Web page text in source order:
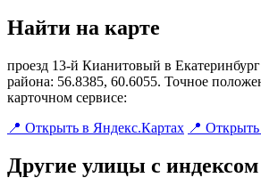
Найти на карте
проезд 13-й Кианитовый в
района: 56.8385, 60.6055. Точное
карточном сервисе:
📍 Открыть в Яндекс.Картах 📍
Другие улицы с индексом